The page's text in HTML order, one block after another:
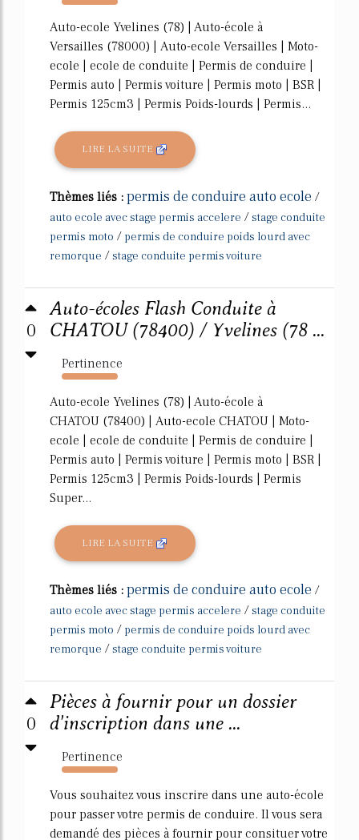
2406%
Auto-ecole Yvelines (78) | Auto-école à
Versailles (78000) | Auto-ecole Versailles | Moto-
ecole | ecole de conduite | Permis de conduire |
Permis auto | Permis voiture | Permis moto | BSR |
Permis 125cm3 | Permis Poids-lourds | Permis...
LIRE LA SUITE
Thèmes liés : permis de conduire auto ecole /
auto ecole avec stage permis accelere /stage conduite
permis moto / permis de conduire poids lourd avec
remorque /stage conduite permis voiture
0
Auto-écoles Flash Conduite à
CHATOU (78400) / Yvelines (78 ...
Pertinence
2401%
Auto-ecole Yvelines (78) | Auto-école à
CHATOU (78400) | Auto-ecole CHATOU | Moto-
ecole | ecole de conduite | Permis de conduire |
Permis auto | Permis voiture | Permis moto | BSR |
Permis 125cm3 | Permis Poids-lourds | Permis
Super...
LIRE LA SUITE
Thèmes liés : permis de conduire auto ecole /
auto ecole avec stage permis accelere /stage conduite
permis moto / permis de conduire poids lourd avec
remorque /stage conduite permis voiture
0
Pièces à fournir pour un dossier
d'inscription dans une ...
Pertinence
1647%
Vous souhaitez vous inscrire dans une auto-école
pour passer votre permis de conduire. Il vous sera
demandé des pièces à fournir pour consituer votre